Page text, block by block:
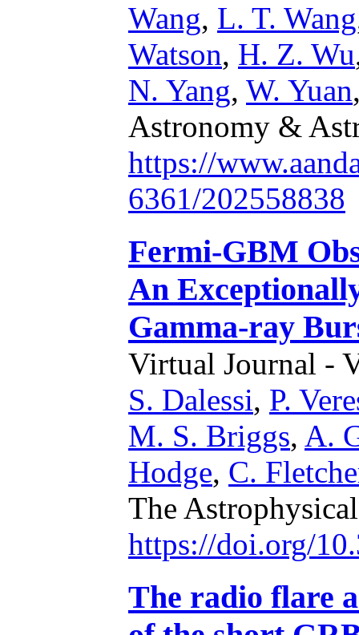
Wang, L. T. Wang
Watson, H. Z. Wu
N. Yang, W. Yuan
Astronomy &
https://
6361/202558838
Fermi-GBM
An
Gamma-ray
Virtual Journal -
S. Dalessi, P.
M. S. Briggs, A.
Hodge, C.
The
https://doi.org/
The radio flare